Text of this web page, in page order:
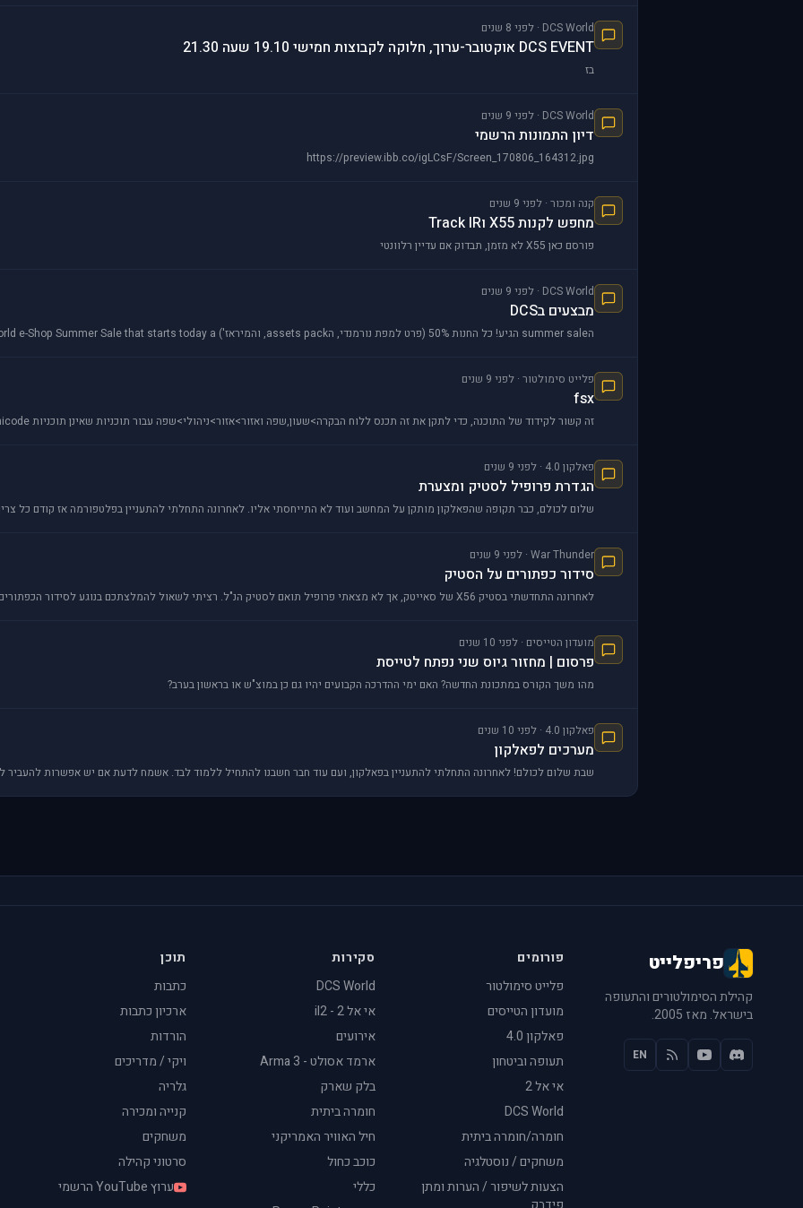
DCS World · לפני 8 שנים
DCS EVENT אוקטובר-ערוך, חלוקה לקבוצות חמישי 19.10 שעה 21.30
בז
DCS World · לפני 9 שנים
דיון התמונות הרשמי
https://preview.ibb.co/igLCsF/Screen_170806_164312.jpg
קנה ומכור · לפני 9 שנים
מחפש לקנות X55 וTrack IR
פורסם כאן X55 לא מזמן, תבדוק אם עדיין רלוונטי
DCS World · לפני 9 שנים
מבצעים בDCS
הsummer sale הגיע! כל החנות 50% (פרט למפת נורמנדי, הassets pack, והמיראז') We are delighted to announce the DCS World e-Shop Summer Sale that starts today a
פלייט סימולטור · לפני 9 שנים
fsx
זה קשור לקידוד של התוכנה, כדי לתקן את זה תכנס ללוח הבקרה>שעון,שפה ואזור>אזור>ניהולי>שפה עבור תוכניות שאינן תוכניות unicode ושם תשנה את אזור המערכת ל
פאלקון 4.0 · לפני 9 שנים
הגדרת פרופיל לסטיק ומצערת
שלום לכולם, כבר תקופה שהפאלקון מותקן על המחשב ועוד לא התייחסתי אליו. לאחרונה התחלתי להתעניין בפלטפורמה אז קודם כל
War Thunder · לפני 9 שנים
סידור כפתורים על הסטיק
לאחרונה התחדשתי בסטיק X56 של סאייטק, אך לא מצאתי פרופיל תואם לסטיק הנ"ל. רציתי לשאול להמלצתכם בנוגע לסידור הכפתורים על הסטיק - אילו פקודות להגדיר ולאיזה מ
מועדון הטייסים · לפני 10 שנים
פרסום | מחזור גיוס שני נפתח לטייסת
מהו משך הקורס במתכונת החדשה? האם ימי ההדרכה הקבועים יהיו גם כן במוצ"ש או בראשון בערב?
פאלקון 4.0 · לפני 10 שנים
מערכים לפאלקון
שבת שלום לכולם! לאחרונה התחלתי להתעניין בפאלקון, ועם עוד חבר חשבנו להתחיל ללמוד לבד. אשמח לדעת אם יש אפשרות להעביר
פריפלייט
קהילת הסימולטורים והתעופה
בישראל. מאז 2005.
EN
פורומים
פלייט סימולטור
מועדון הטייסים
פאלקון 4.0
תעופה וביטחון
אי אל 2
DCS World
חומרה/חומרה ביתית
משחקים / נוסטלגיה
הצעות לשיפור / הערות ומתן
סקירות
DCS World
אי אל 2 - il2
אירועים
ארמד אסולט - Arma 3
בלק שארק
חומרה ביתית
חיל האוויר האמריקני
כוכב כחול
כללי
תוכן
כתבות
ארכיון כתבות
הורדות
ויקי / מדריכים
גלריה
קנייה ומכירה
משחקים
סרטוני קהילה
ערוץ YouTube הרשמי